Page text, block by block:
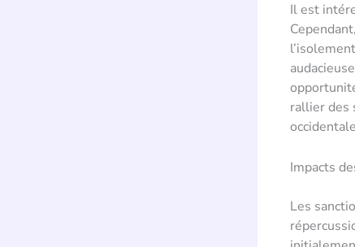
Il est
rallier des
Impacts
Les